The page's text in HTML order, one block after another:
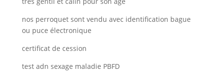
nos perroquet sont vendu avec identification bague
ou puce électronique
certificat de cession
test adn sexage maladie PBFD